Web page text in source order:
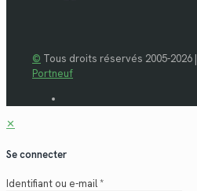
© Tous droits réservés 2005-2026 |
Portneuf
✕
Se connecter
Identifiant ou e-mail*